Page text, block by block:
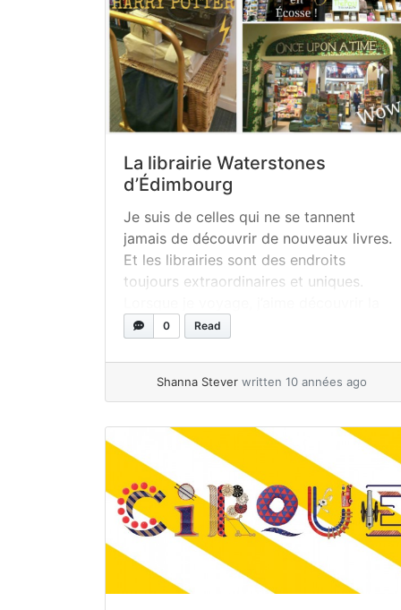
La librairie Waterstones
d’Édimbourg
Je suis de celles qui ne se tannent
jamais de découvrir de nouveaux livres.
Et les librairies sont des endroits
toujours extraordinaires et uniques.
littérature locale. Que voulez-vous,
mieux qu’une librairie en plein coeur du
centre-ville d’Édimbourg pour découvrir
0 Read
Shanna Stever written 10 années ago